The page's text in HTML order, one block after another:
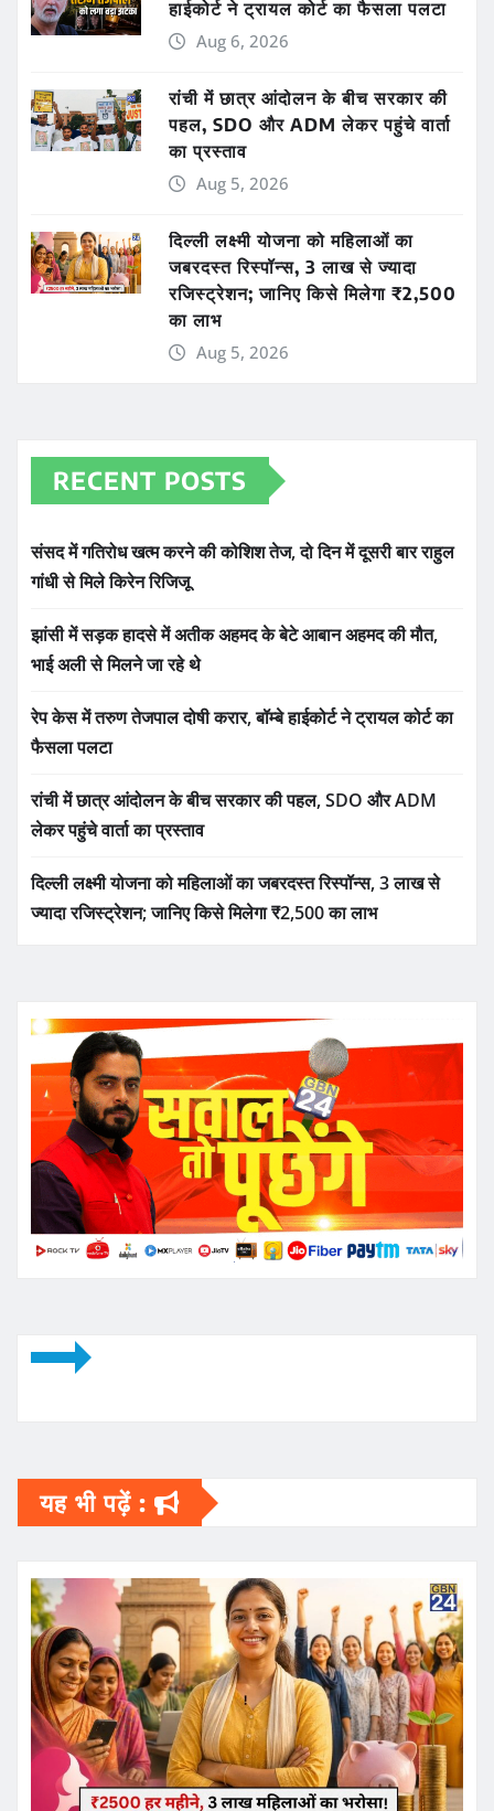
हाईकोर्ट ने ट्रायल कोर्ट का फैसला पलटा
Aug 6, 2026
रांची में छात्र आंदोलन के बीच सरकार की
पहल, SDO और ADM लेकर पहुंचे वार्ता
का प्रस्ताव
Aug 5, 2026
दिल्ली लक्ष्मी योजना को महिलाओं का
जबरदस्त रिस्पॉन्स, 3 लाख से ज्यादा
रजिस्ट्रेशन; जानिए किसे मिलेगा ₹2,500
का लाभ
Aug 5, 2026
RECENT POSTS
संसद में गतिरोध खत्म करने की कोशिश तेज, दो दिन में दूसरी बार राहुल
गांधी से मिले किरेन रिजिजू
झांसी में सड़क हादसे में अतीक अहमद के बेटे आबान अहमद की मौत,
भाई अली से मिलने जा रहे थे
रेप केस में तरुण तेजपाल दोषी करार, बॉम्बे हाईकोर्ट ने ट्रायल कोर्ट का
फैसला पलटा
रांची में छात्र आंदोलन के बीच सरकार की पहल, SDO और ADM
लेकर पहुंचे वार्ता का प्रस्ताव
दिल्ली लक्ष्मी योजना को महिलाओं का जबरदस्त रिस्पॉन्स, 3 लाख से
ज्यादा रजिस्ट्रेशन; जानिए किसे मिलेगा ₹2,500 का लाभ
यह भी पढ़ें :